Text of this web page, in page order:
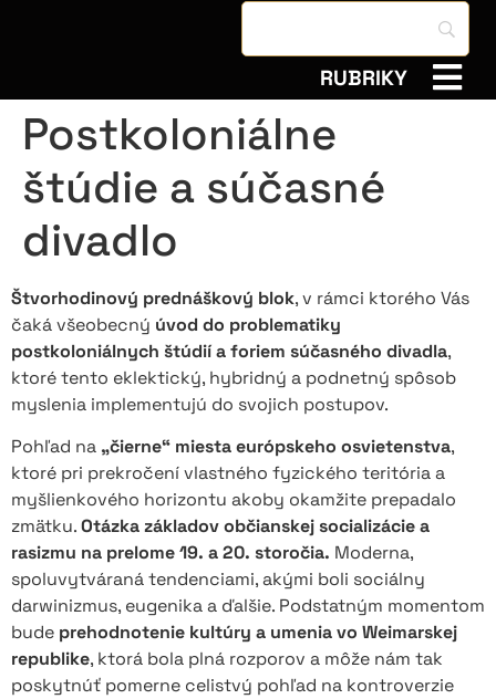
RUBRIKY
Postkoloniálne
štúdie a súčasné
divadlo
Štvorhodinový prednáškový blok, v rámci ktorého Vás
čaká všeobecný úvod do problematiky
postkoloniálnych štúdií a foriem súčasného divadla,
ktoré tento eklektický, hybridný a podnetný spôsob
myslenia implementujú do svojich postupov.
Pohľad na „čierne“ miesta európskeho osvietenstva,
ktoré pri prekročení vlastného fyzického teritória a
myšlienkového horizontu akoby okamžite prepadalo
zmätku.Otázka základov občianskej socializácie a
rasizmu na prelome 19. a 20. storočia. Moderna,
spoluvytváraná tendenciami, akými boli sociálny
darwinizmus, eugenika a ďalšie. Podstatným momentom
bude prehodnotenie kultúry a umenia vo Weimarskej
republike, ktorá bola plná rozporov a môže nám tak
poskytnúť pomerne celistvý pohľad na kontroverzie